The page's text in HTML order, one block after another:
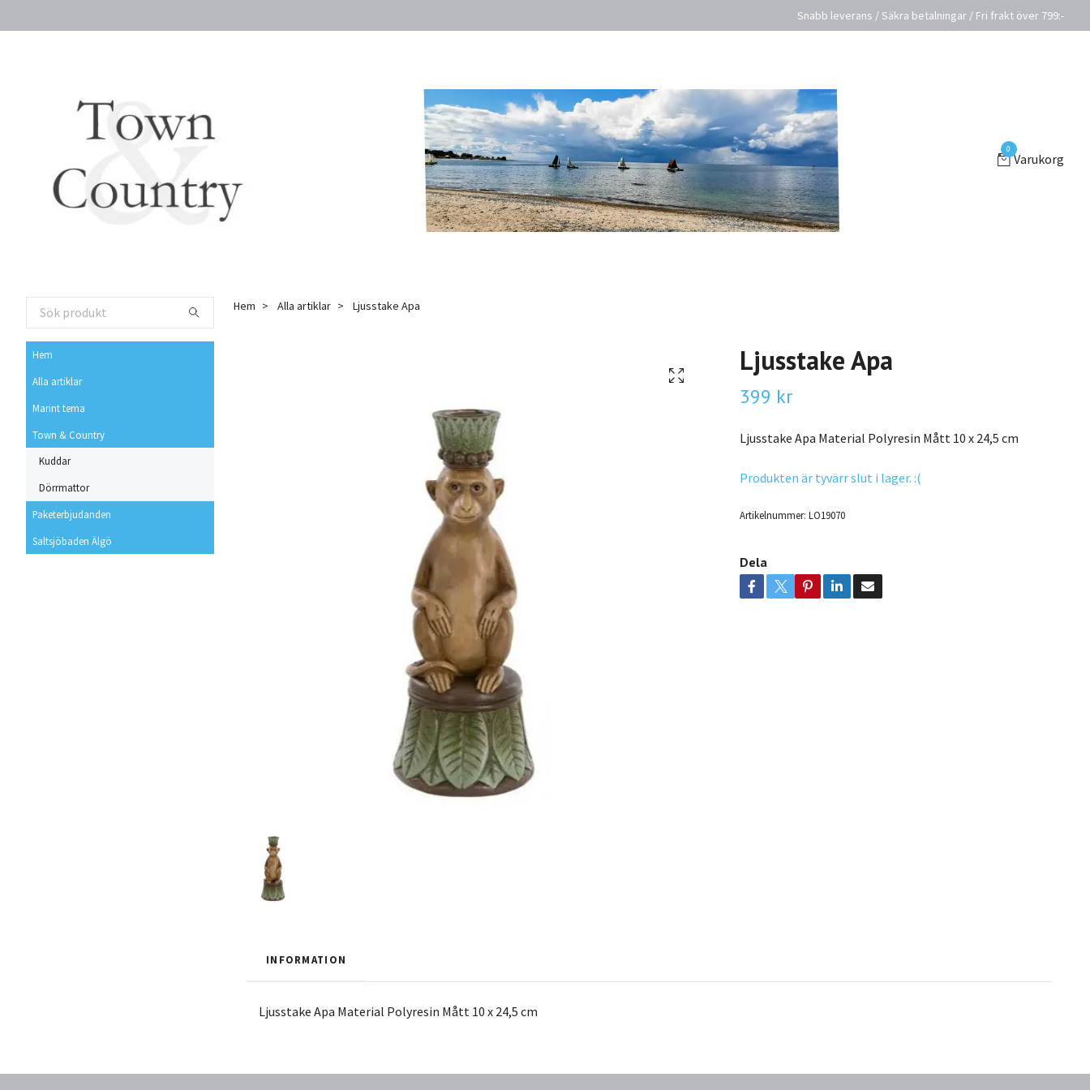
Snabb leverans / Säkra betalningar / Fri frakt över 799:-
0
Varukorg
Hem
Alla artiklar
Marint tema
Town & Country
Kuddar
Dörrmattor
Paketerbjudanden
Saltsjöbaden Älgö
Hem Alla artiklar Ljusstake Apa
Ljusstake Apa
399 kr
Ljusstake Apa Material Polyresin Mått 10 x 24,5 cm
Produkten är tyvärr slut i lager. :(
Artikelnummer: LO19070
Dela
INFORMATION
Ljusstake Apa Material Polyresin Mått 10 x 24,5 cm